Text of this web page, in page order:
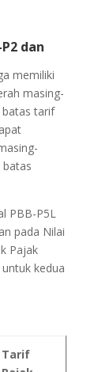
dan
memiliki
masing-
tarif
PBB-P5L
pada Nilai
Pajak
kedua
Tarif